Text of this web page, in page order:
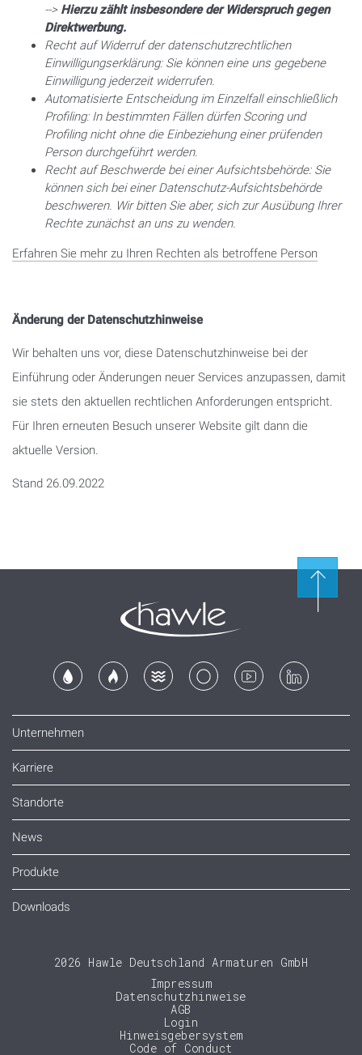
--> Hierzu zählt insbesondere der Widerspruch gegen
Direktwerbung.
Recht auf Widerruf der datenschutzrechtlichen
Einwilligungserklärung: Sie können eine uns gegebene
Einwilligung jederzeit widerrufen.
Automatisierte Entscheidung im Einzelfall einschließlich
Profiling: In bestimmten Fällen dürfen Scoring und
Profiling nicht ohne die Einbeziehung einer prüfenden
Person durchgeführt werden.
Recht auf Beschwerde bei einer Aufsichtsbehörde: Sie
können sich bei einer Datenschutz-Aufsichtsbehörde
beschweren. Wir bitten Sie aber, sich zur Ausübung Ihrer
Rechte zunächst an uns zu wenden.
Erfahren Sie mehr zu Ihren Rechten als betroffene Person
Änderung der Datenschutzhinweise
Wir behalten uns vor, diese Datenschutzhinweise bei der
Einführung oder Änderungen neuer Services anzupassen, damit
sie stets den aktuellen rechtlichen Anforderungen entspricht.
Für Ihren erneuten Besuch unserer Website gilt dann die
aktuelle Version.
Stand 26.09.2022
Unternehmen
Karriere
Standorte
News
Produkte
Downloads
2026 Hawle Deutschland Armaturen GmbH
Impressum
Datenschutzhinweise
AGB
Login
Hinweisgebersystem
Code of Conduct